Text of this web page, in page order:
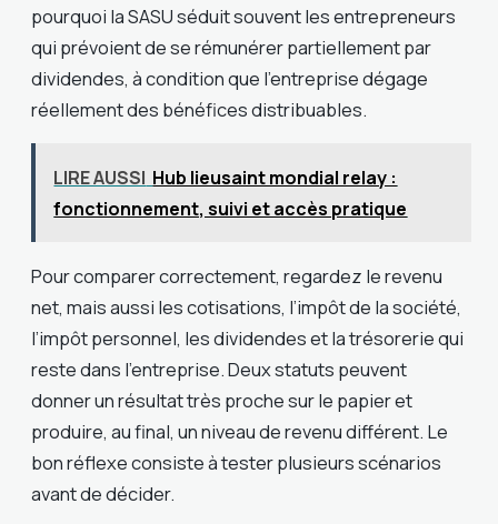
pourquoi la SASU séduit souvent les entrepreneurs
qui prévoient de se rémunérer partiellement par
dividendes, à condition que l’entreprise dégage
réellement des bénéfices distribuables.
LIRE AUSSI Hub lieusaint mondial relay :
fonctionnement, suivi et accès pratique
Pour comparer correctement, regardez le revenu
net, mais aussi les cotisations, l’impôt de la société,
l’impôt personnel, les dividendes et la trésorerie qui
reste dans l’entreprise. Deux statuts peuvent
donner un résultat très proche sur le papier et
produire, au final, un niveau de revenu différent. Le
bon réflexe consiste à tester plusieurs scénarios
avant de décider.